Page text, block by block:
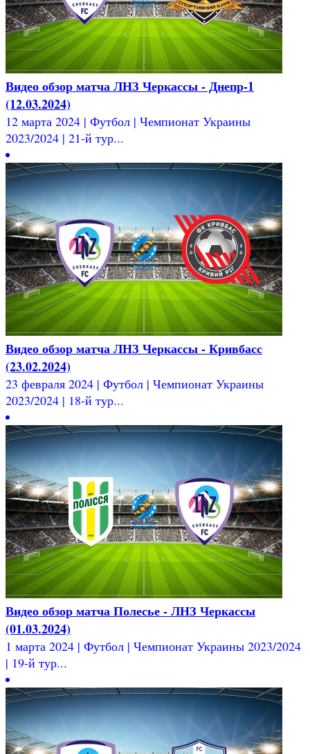
Видео обзор матча ЛНЗ Черкассы - Днепр-1
(12.03.2024)
12 марта 2024 | Футбол | Чемпионат Украины
2023/2024 | 21-й тур...
Видео обзор матча ЛНЗ Черкассы - Кривбасс
(23.02.2024)
23 февраля 2024 | Футбол | Чемпионат Украины
2023/2024 | 18-й тур...
Видео обзор матча Полесье - ЛНЗ Черкассы
(01.03.2024)
1 марта 2024 | Футбол | Чемпионат Украины 2023/2024
| 19-й тур...